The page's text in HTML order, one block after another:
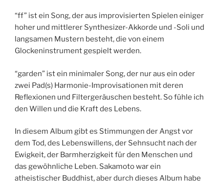
“ff” ist ein Song, der aus improvisierten Spielen einiger
hoher und mittlerer Synthesizer-Akkorde und -Soli und
langsamen Mustern besteht, die von einem
Glockeninstrument gespielt werden.
“garden” ist ein minimaler Song, der nur aus ein oder
zwei Pad(s) Harmonie-Improvisationen mit deren
Reflexionen und Filtergeräuschen besteht. So fühle ich
den Willen und die Kraft des Lebens.
In diesem Album gibt es Stimmungen der Angst vor
dem Tod, des Lebenswillens, der Sehnsucht nach der
Ewigkeit, der Barmherzigkeit für den Menschen und
das gewöhnliche Leben. Sakamoto war ein
atheistischer Buddhist, aber durch dieses Album habe